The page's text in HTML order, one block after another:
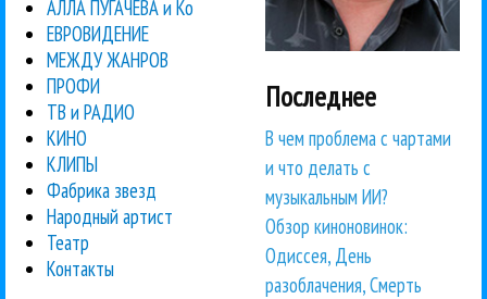
АЛЛА ПУГАЧЕВА и Ко
ЕВРОВИДЕНИЕ
МЕЖДУ ЖАНРОВ
ПРОФИ
ТВ и РАДИО
КИНО
КЛИПЫ
Фабрика звезд
Народный артист
Театр
Контакты
Последнее
В чем проблема с чартами
и что делать с
музыкальным ИИ?
Обзор киноновинок:
Одиссея, День
разоблачения, Смерть